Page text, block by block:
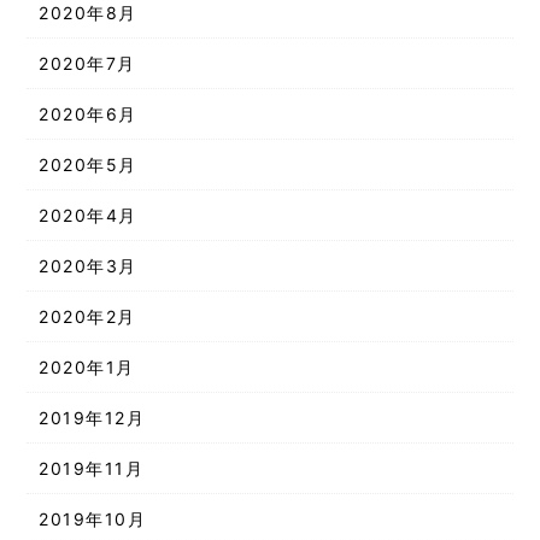
2020年8月
2020年7月
2020年6月
2020年5月
2020年4月
2020年3月
2020年2月
2020年1月
2019年12月
2019年11月
2019年10月